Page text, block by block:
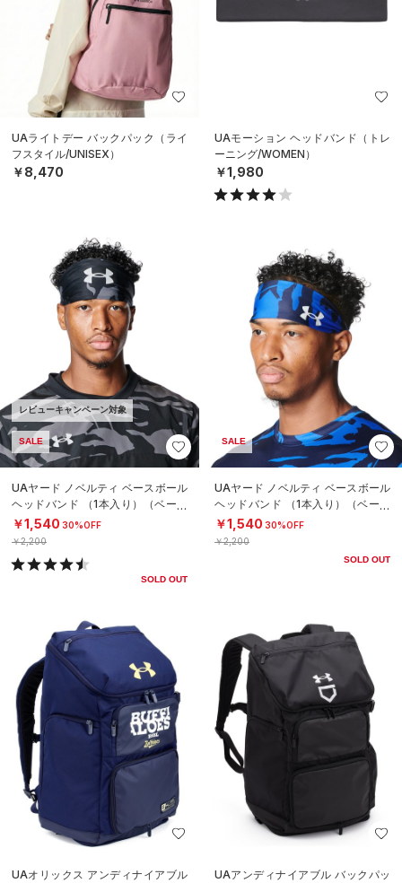
UAライトデー バックパック（ライ
フスタイル/UNISEX）
￥8,470
UAモーション ヘッドバンド（トレ
ーニング/WOMEN）
￥1,980
レビューキャンペーン対象
SALE
UAヤード ノベルティ ベースボール
ヘッドバンド （1本入り）（ベース
ボール/MEN）
￥1,540 30%OFF
￥2,200
SOLD OUT
SALE
UAヤード ノベルティ ベースボール
ヘッドバンド （1本入り）（ベース
ボール/MEN）
￥1,540 30%OFF
￥2,200
SOLD OUT
UAオリックス アンディナイアブル
UAアンディナイアブル バックパッ